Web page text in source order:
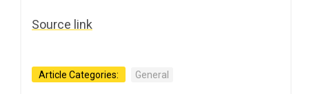
Source link
Article Categories: General